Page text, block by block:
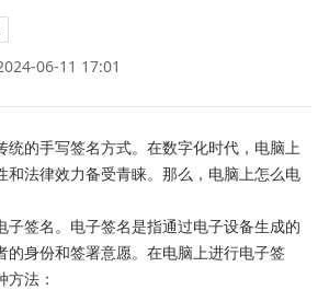
06-11 17:01
统的手写签名方式。在数字化时代，电脑上
和法律效力备受青睐。那么，电脑上怎么电
子签名。电子签名是指通过电子设备生成的
的身份和签署意愿。在电脑上进行电子签
法：